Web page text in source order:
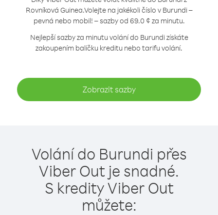
Rovníková Guinea.Volejte na jakékoli číslo v Burundi –
pevná nebo mobil! – sazby od 69.0 ¢ za minutu.
Nejlepší sazby za minutu volání do Burundi získáte
zakoupením balíčku kreditu nebo tarifu volání.
Zobrazit sazby
Volání do Burundi přes
Viber Out je snadné.
S kredity Viber Out
můžete: